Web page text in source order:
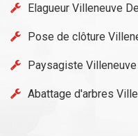
Elagueur Villeneuve
Pose de clôture
Paysagiste
Abattage d'arbres